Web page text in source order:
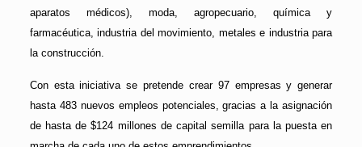
aparatos médicos), moda, agropecuario, química y
farmacéutica, industria del movimiento, metales e industria para
la construcción.
Con esta iniciativa se pretende crear 97 empresas y generar
hasta 483 nuevos empleos potenciales, gracias a la asignación
de hasta de $124 millones de capital semilla para la puesta en